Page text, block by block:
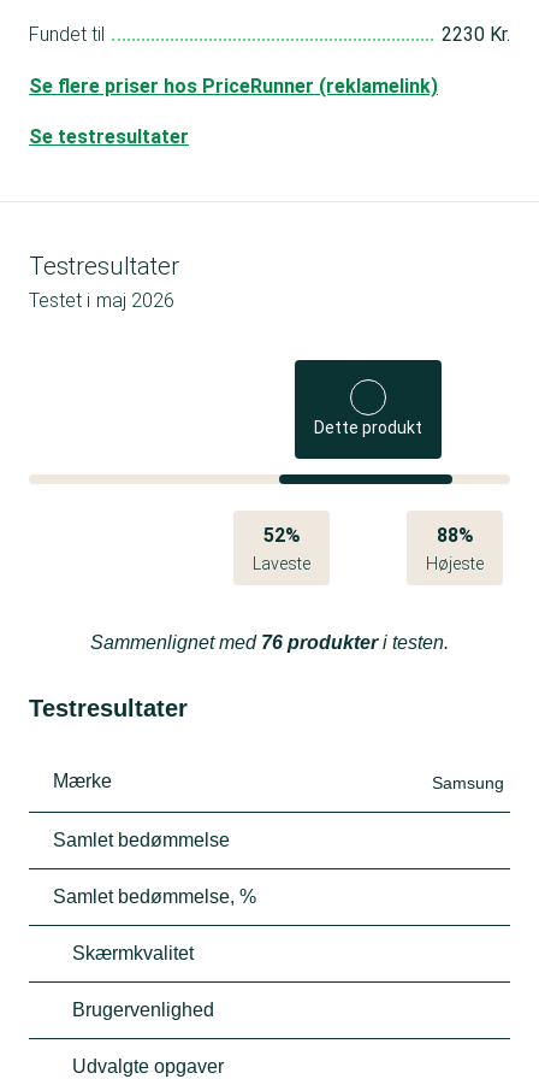
Fundet til 2230 Kr.
Se flere priser hos PriceRunner (reklamelink)
Se testresultater
Testresultater
Testet i maj 2026
Dette produkt
52%
Laveste
88%
Højeste
Sammenlignet med 76 produkteri testen.
Testresultater
Mærke Samsung
Samlet bedømmelse
Samlet bedømmelse, %
Skærmkvalitet
Brugervenlighed
Udvalgte opgaver